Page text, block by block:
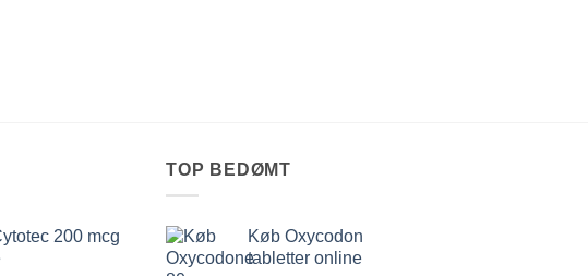
200 mcg
TOP BEDØMT
Køb Oxycodon
tabletter online